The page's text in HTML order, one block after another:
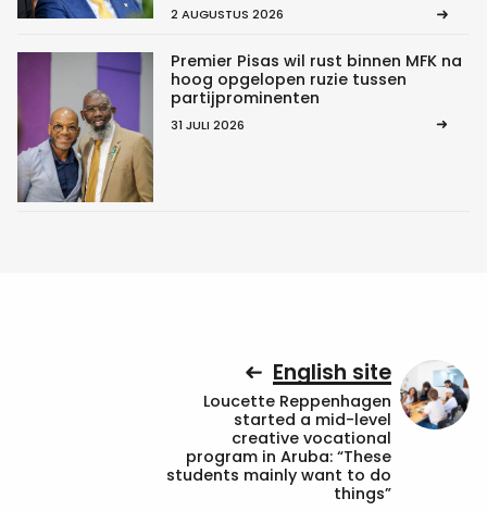
2 AUGUSTUS 2026
Premier Pisas wil rust binnen MFK na
hoog opgelopen ruzie tussen
partijprominenten
31 JULI 2026
English site
Loucette Reppenhagen
started a mid-level
creative vocational
program in Aruba: “These
students mainly want to do
things”